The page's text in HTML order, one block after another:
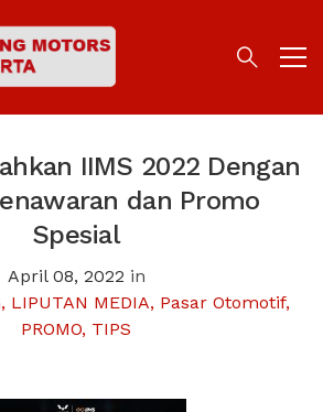
IIMS 2022 Dengan
dan Promo
Spesial
April 08, 2022 in
, LIPUTAN MEDIA, Pasar Otomotif,
PROMO, TIPS